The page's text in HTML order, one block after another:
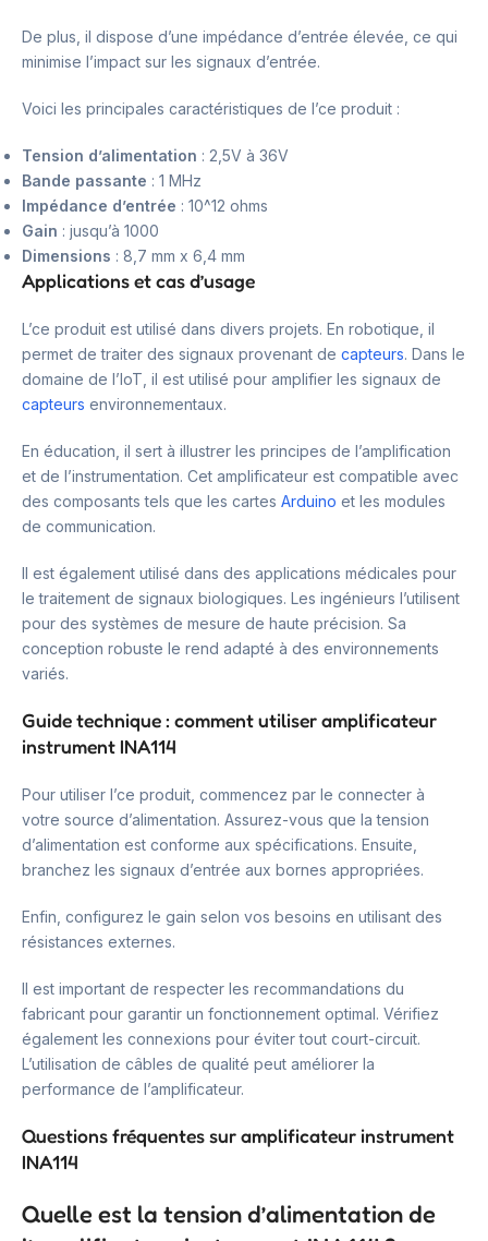
De plus, il dispose d’une impédance d’entrée élevée, ce qui
minimise l’impact sur les signaux d’entrée.
Voici les principales caractéristiques de l’ce produit :
Tension d’alimentation : 2,5V à 36V
Bande passante : 1 MHz
Impédance d’entrée : 10^12 ohms
Gain : jusqu’à 1000
Dimensions : 8,7 mm x 6,4 mm
Applications et cas d’usage
L’ce produit est utilisé dans divers projets. En robotique, il
permet de traiter des signaux provenant de capteurs. Dans le
domaine de l’IoT, il est utilisé pour amplifier les signaux de
capteurs environnementaux.
En éducation, il sert à illustrer les principes de l’amplification
et de l’instrumentation. Cet amplificateur est compatible avec
des composants tels que les cartes Arduino et les modules
de communication.
Il est également utilisé dans des applications médicales pour
le traitement de signaux biologiques. Les ingénieurs l’utilisent
pour des systèmes de mesure de haute précision. Sa
conception robuste le rend adapté à des environnements
variés.
Guide technique : comment utiliser amplificateur
instrument INA114
Pour utiliser l’ce produit, commencez par le connecter à
votre source d’alimentation. Assurez-vous que la tension
d’alimentation est conforme aux spécifications. Ensuite,
branchez les signaux d’entrée aux bornes appropriées.
Enfin, configurez le gain selon vos besoins en utilisant des
résistances externes.
Il est important de respecter les recommandations du
fabricant pour garantir un fonctionnement optimal. Vérifiez
également les connexions pour éviter tout court-circuit.
L’utilisation de câbles de qualité peut améliorer la
performance de l’amplificateur.
Questions fréquentes sur amplificateur instrument
INA114
Quelle est la tension d’alimentation de